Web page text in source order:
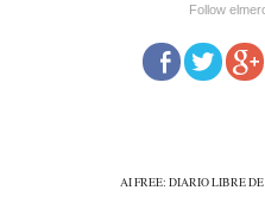
Follow
AI FREE: DIARIO LIBRE